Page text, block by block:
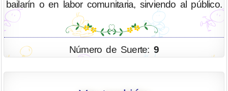
bailarín o en labor comunitaria, sirviendo al público.
Número de Suerte: 9